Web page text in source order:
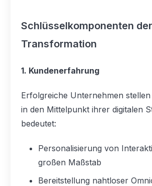
Schlüsselkomponenten
Transformation
1. Kundenerfahrung
Erfolgreiche Unternehmen
in den Mittelpunkt ihrer digitalen
bedeutet:
Personalisierung von
großen Maßstab
Bereitstellung nahtloser